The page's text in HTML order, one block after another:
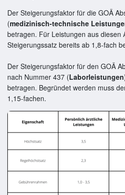
Der Steigerungsfaktor für die GOÄ
(medizinisch-technische
betragen. Für Leistungen aus diesen
Steigerungssatz bereits ab 1,8-fach
Der Steigerungsfaktor für den GOÄ
nach Nummer 437 (Laborleistungen
betragen. Begründet werden muss
1,15-fachen.